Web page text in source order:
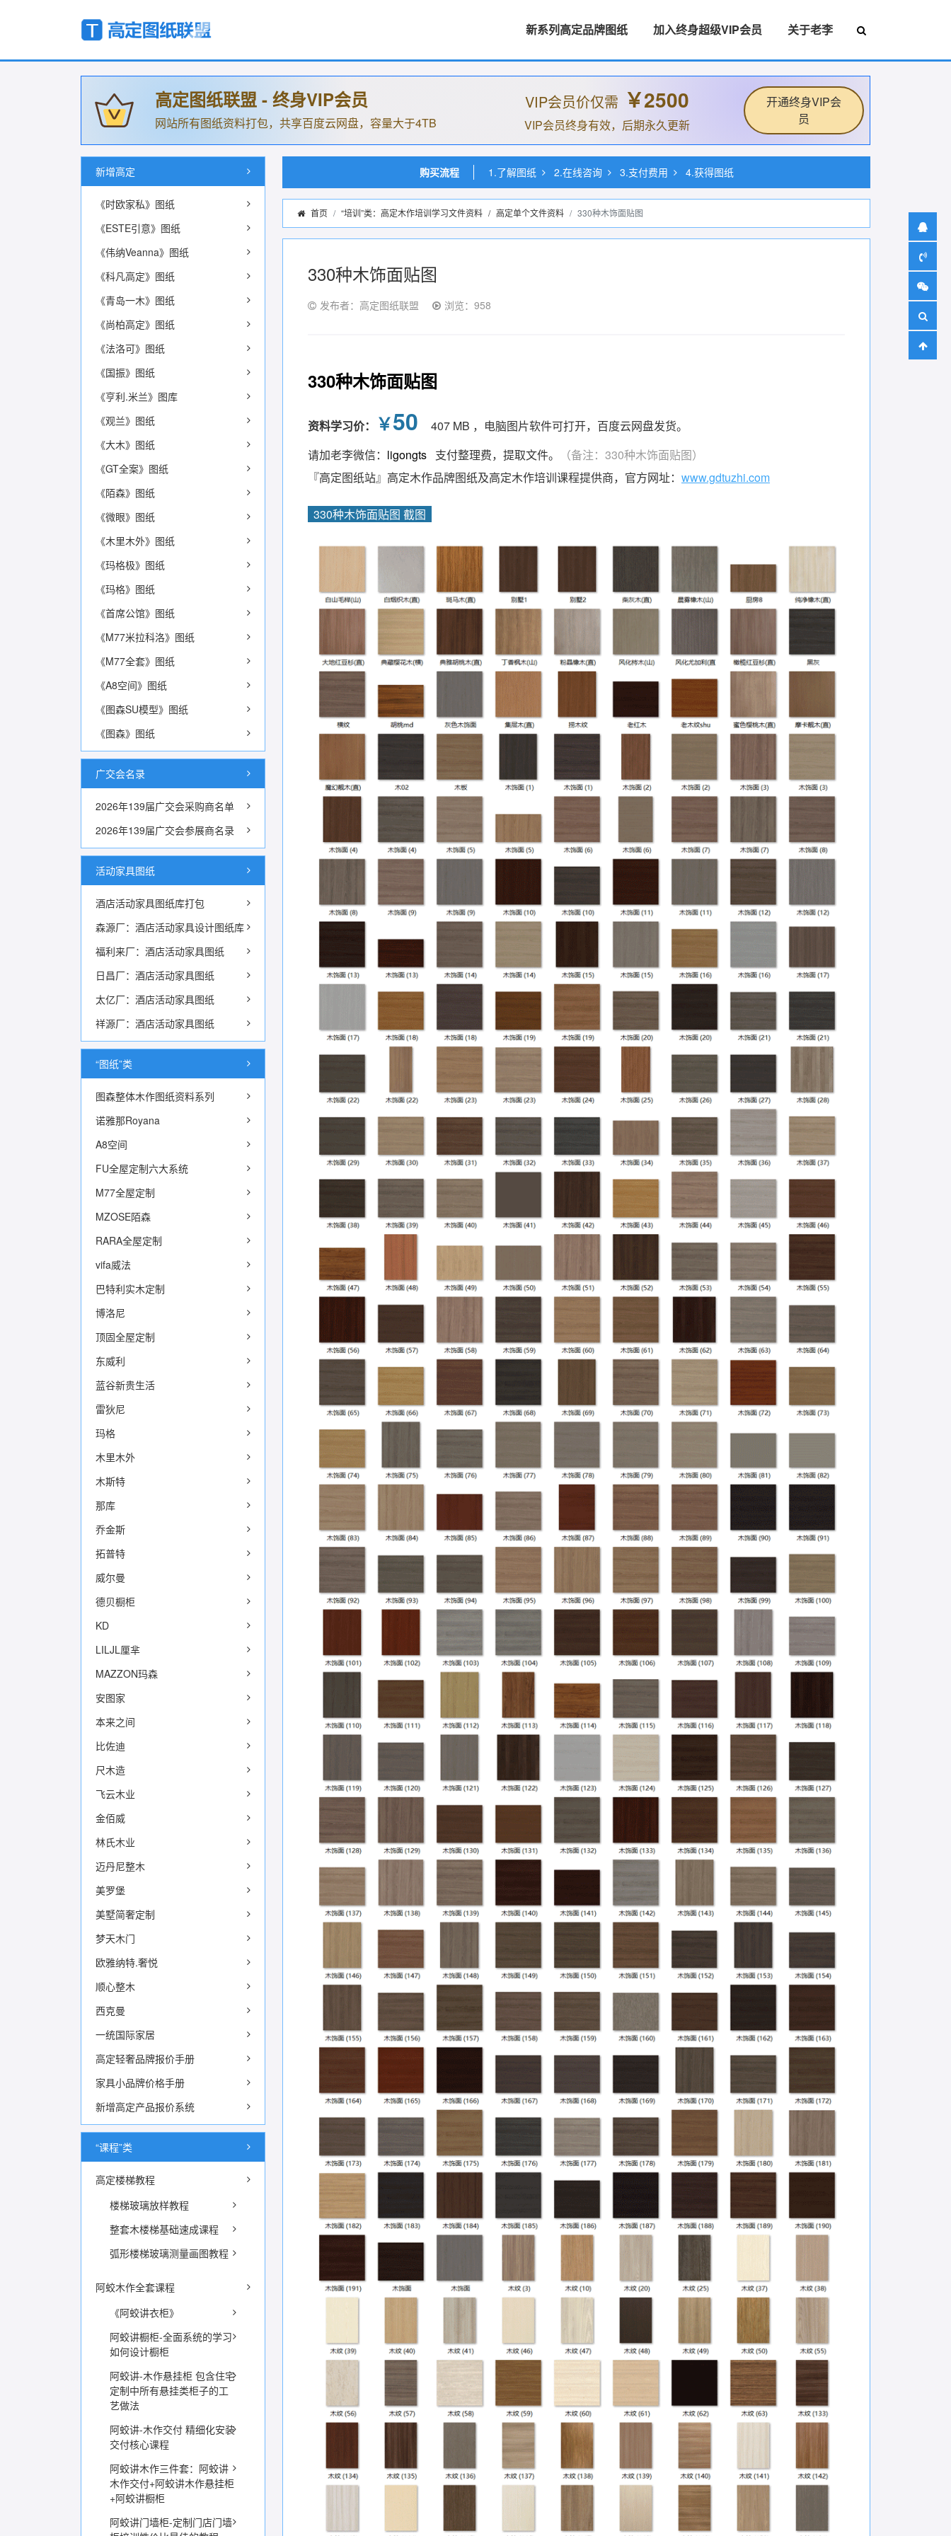
新系列高定品牌图纸 加入终身超级VIP会员 关于老李
高定图纸联盟 - 终身VIP会员
网站所有图纸资料打包，共享百度云网盘，容量大于4TB
VIP会员价仅需 ￥2500
VIP会员终身有效，后期永久更新
开通终身VIP会
员
新增高定
《时欧家私》图纸
《ESTE引意》图纸
《伟纳Veanna》图纸
《科凡高定》图纸
《青岛一木》图纸
《尚柏高定》图纸
《法洛可》图纸
《国振》图纸
《亨利.米兰》图库
《观兰》图纸
《大木》图纸
《GT全案》图纸
《陌森》图纸
《微眼》图纸
《木里木外》图纸
《玛格极》图纸
《玛格》图纸
《首席公馆》图纸
《M77米拉科洛》图纸
《M77全套》图纸
《A8空间》图纸
《图森SU模型》图纸
《图森》图纸
广交会名录
2026年139届广交会采购商名单
2026年139届广交会参展商名录
活动家具图纸
酒店活动家具图纸库打包
森源厂：酒店活动家具设计图纸库
福利来厂：酒店活动家具图纸
日昌厂：酒店活动家具图纸
太亿厂：酒店活动家具图纸
祥源厂：酒店活动家具图纸
“图纸”类
图森整体木作图纸资料系列
诺雅那Royana
A8空间
FU全屋定制六大系统
M77全屋定制
MZOSE陌森
RARA全屋定制
vifa威法
巴特利实木定制
博洛尼
顶固全屋定制
东威利
蓝谷新贵生活
雷狄尼
玛格
木里木外
木斯特
那库
乔金斯
拓普特
威尔曼
德贝橱柜
KD
LILJL厘芈
MAZZON玛森
安图家
本来之间
比佐迪
尺木造
飞云木业
金佰威
林氏木业
迈丹尼整木
美罗堡
美墅简奢定制
梦天木门
欧雅纳特.奢悦
顺心整木
西克曼
一统国际家居
高定轻奢品牌报价手册
家具小品牌价格手册
新增高定产品报价系统
“课程”类
高定楼梯教程
楼梯玻璃放样教程
整套木楼梯基础速成课程
弧形楼梯玻璃测量画图教程
阿蛟木作全套课程
《阿蛟讲衣柜》
阿蛟讲橱柜-全面系统的学习
如何设计橱柜
阿蛟讲-木作悬挂柜 包含住宅
定制中所有悬挂类柜子的工
艺做法
阿蛟讲-木作交付 精细化安装
交付核心课程
阿蛟讲木作三件套：阿蛟讲
木作交付+阿蛟讲木作悬挂柜
+阿蛟讲橱柜
阿蛟讲门墙柜-定制门店门墙
购买流程 1.了解图纸 2.在线咨询 3.支付费用 4.获得图纸
首页 “培训”类：高定木作培训学习文件资料 / 高定单个文件资料 330种木饰面贴图
330种木饰面贴图
发布者：高定图纸联盟 浏览：958
330种木饰面贴图
资料学习价： ￥50
407 MB ，电脑图片软件可打开，百度云网盘发货。
请加老李微信： ligongts 支付整理费，提取文件。
（备注：330种木饰面贴图）
『高定图纸站』高定木作品牌图纸及高定木作培训课程提供商，官方网址： www.gdtuzhi.com
330种木饰面贴图 截图